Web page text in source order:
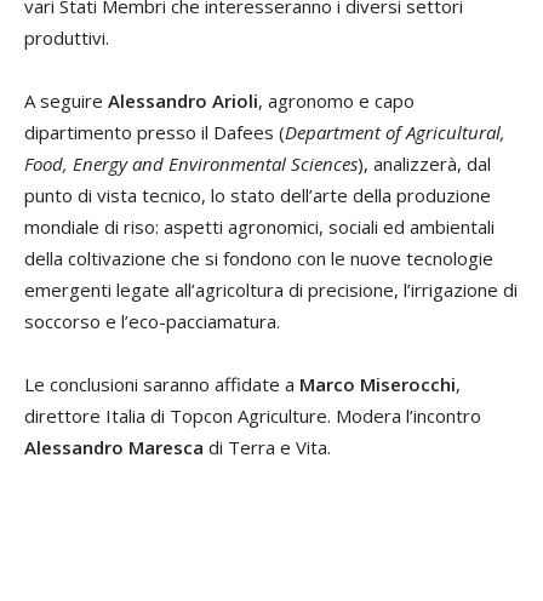
vari Stati Membri che interesseranno i diversi settori
produttivi.
A seguire Alessandro Arioli, agronomo e capo
dipartimento presso il Dafees (Department of Agricultural,
Food, Energy and Environmental Sciences), analizzerà, dal
punto di vista tecnico, lo stato dell’arte della produzione
mondiale di riso: aspetti agronomici, sociali ed ambientali
della coltivazione che si fondono con le nuove tecnologie
emergenti legate all’agricoltura di precisione, l’irrigazione di
soccorso e l’eco-pacciamatura.
Le conclusioni saranno affidate a Marco Miserocchi,
direttore Italia di Topcon Agriculture. Modera l’incontro
Alessandro Maresca di Terra e Vita.